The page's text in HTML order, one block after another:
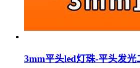
3mm平头led灯珠-平头发光